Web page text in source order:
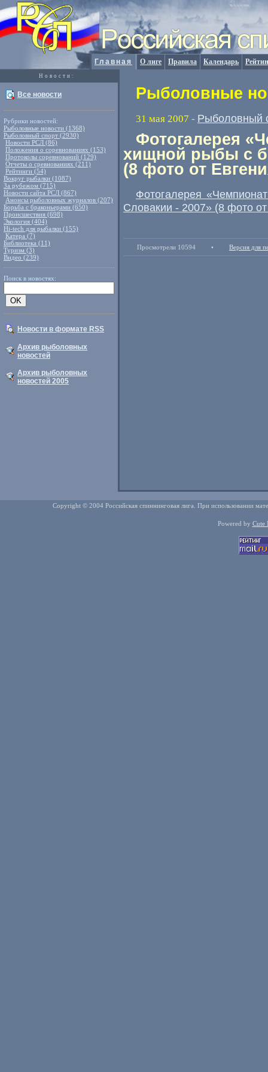
Главная О лиге Правила Календарь
Новости:
Все новости
Рубрики новостей:
Рыболовные новости (1368)
Рыболовный спорт (2930)
Новости РСЛ (86)
Положения о соревнованиях (153)
Протоколы соревнований (129)
Отчеты о сревнованиях (211)
Рейтинги (54)
Вокруг рыбалки (1087)
За рубежом (715)
Новости сайта РСЛ (867)
Анонсы рыболовных журналов (207)
Борьба с браконьерами (650)
Происшествия (698)
Экология (404)
Hi-tech для рыбалки (155)
Катера (7)
Библиотека (11)
Туризм (3)
Видео (239)
Поиск в новостях:
Новости в формате RSS
Архив рыболовных
новостей
Архив рыболовных
новостей 2005
Рыболовные
31 мая 2007 - Рыболовный
Фотогалерея
хищной рыбы с
(8 фото от
Фотогалерея
Словакии - 2007» (8 фото
Просмотрели 10594 • Версия для
Copyright © 2004 Российская спиннинговая лига. При использовании
Powered by Cute